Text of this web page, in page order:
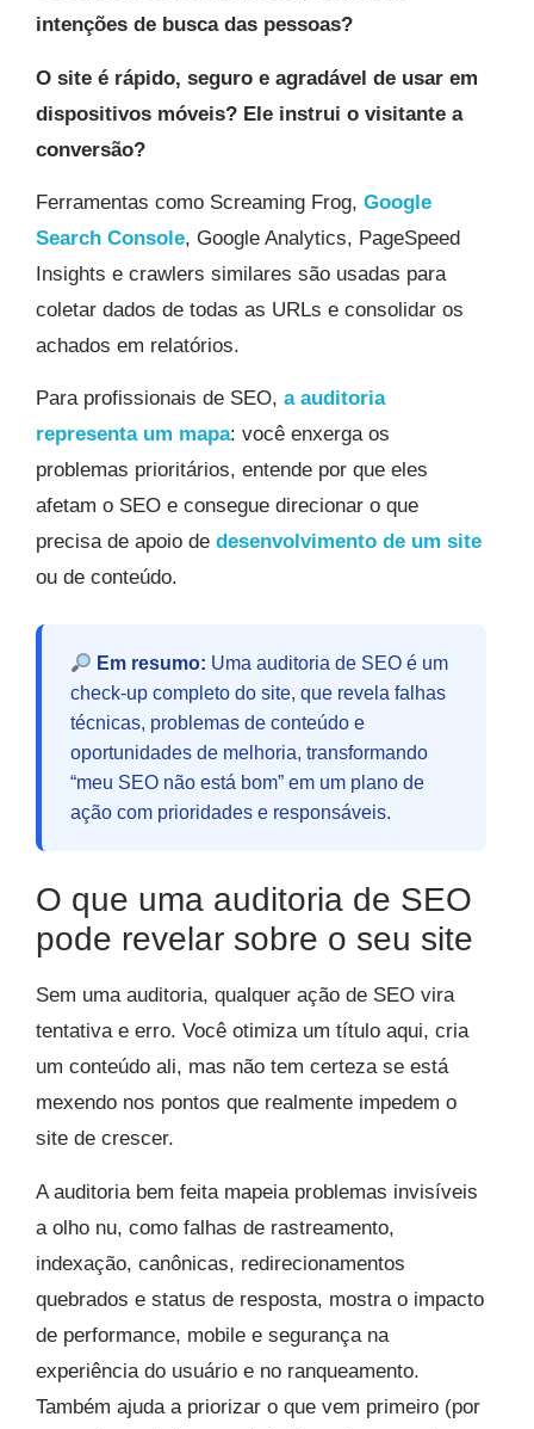
intenções de busca das pessoas?​
O site é rápido, seguro e agradável de usar em
dispositivos móveis? Ele instrui o visitante a
conversão?
Ferramentas como Screaming Frog, Google
Search Console, Google Analytics, PageSpeed
Insights e crawlers similares são usadas para
coletar dados de todas as URLs e consolidar os
achados em relatórios.
Para profissionais de SEO, a auditoria
representa um mapa: você enxerga os
problemas prioritários, entende por que eles
afetam o SEO e consegue direcionar o que
precisa de apoio de desenvolvimento de um site
ou de conteúdo.
Em resumo: Uma auditoria de SEO é um
check-up completo do site, que revela falhas
técnicas, problemas de conteúdo e
oportunidades de melhoria, transformando
“meu SEO não está bom” em um plano de
ação com prioridades e responsáveis.
O que uma auditoria de SEO
pode revelar sobre o seu site
Sem uma auditoria, qualquer ação de SEO vira
tentativa e erro. Você otimiza um título aqui, cria
um conteúdo ali, mas não tem certeza se está
mexendo nos pontos que realmente impedem o
site de crescer.
A auditoria bem feita mapeia problemas invisíveis
a olho nu, como falhas de rastreamento,
indexação, canônicas, redirecionamentos
quebrados e status de resposta, mostra o impacto
de performance, mobile e segurança na
experiência do usuário e no ranqueamento.
Também ajuda a priorizar o que vem primeiro (por